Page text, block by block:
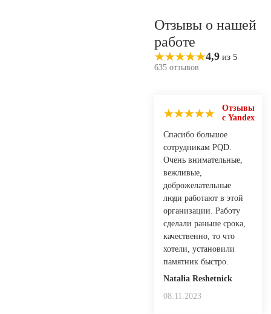
Отзывы о нашей
работе
4,9 из 5
635 отзывов
Отзывы
с Yandex
Спасибо большое
сотрудникам PQD.
Очень внимательные,
вежливые,
доброжелательные
люди работают в этой
организации. Работу
сделали раньше срока,
качественно, то что
хотели, установили
памятник быстро.
Natalia Reshetnick
08.11.2023